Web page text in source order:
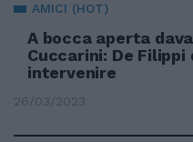
AMICI (HOT)
A bocca aperta
Cuccarini: De Filippi
intervenire
26/03/2023